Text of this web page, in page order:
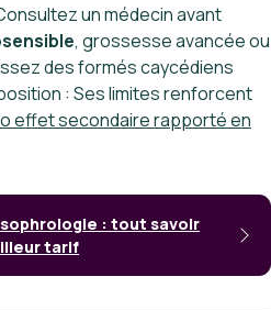
un médecin avant
, grossesse avancée ou
des formés caycédiens
: Ses limites renforcent
effet secondaire rapporté en
: tout savoir
tarif